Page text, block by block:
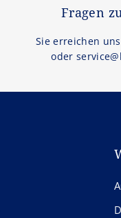
Fragen
Sie erreichen
oder